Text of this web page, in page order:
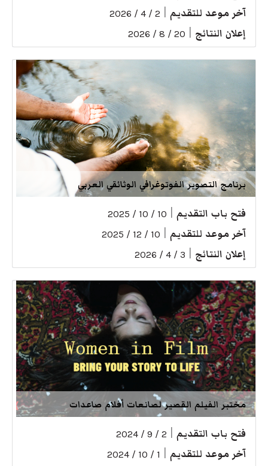
آخر موعد للتقديم 2 / 4 / 2026
إعلان النتائج 20 / 8 / 2026
برنامج التصوير الفوتوغرافي الوثائقي العربي
فتح باب التقديم 10 / 10 / 2025
آخر موعد للتقديم 10 / 12 / 2025
إعلان النتائج 3 / 4 / 2026
مختبر الفيلم القصير لصانعات أفلام صاعدات
فتح باب التقديم 2 / 9 / 2024
آخر موعد للتقديم 1 / 10 / 2024